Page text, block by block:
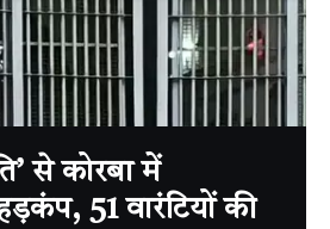
से कोरबा में
51 वारंटियों की